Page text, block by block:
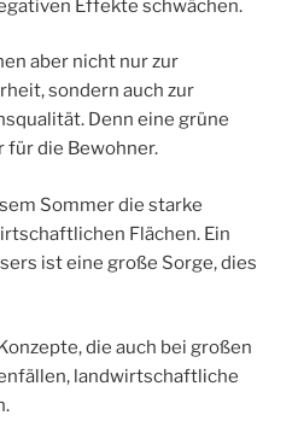
Effekte schwächen.
aber nicht nur zur
sondern auch zur
Denn eine grüne
für die Bewohner.
Sommer die starke
Flächen. Ein
ist eine große Sorge, dies
die auch bei großen
landwirtschaftliche